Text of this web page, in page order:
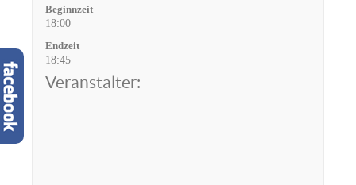
Beginnzeit
18:00
Endzeit
18:45
Veranstalter: